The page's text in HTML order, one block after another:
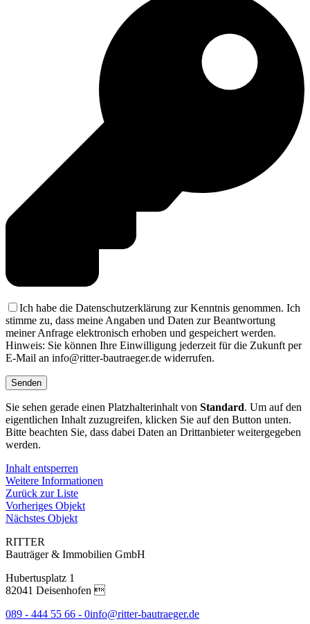
Ich habe die Datenschutzerklärung zur Kenntnis genommen. Ich
stimme zu, dass meine Angaben und Daten zur Beantwortung
meiner Anfrage elektronisch erhoben und gespeichert werden.
Hinweis: Sie können Ihre Einwilligung jederzeit für die Zukunft per
E-Mail an info@ritter-bautraeger.de widerrufen.
Sie sehen gerade einen Platzhalterinhalt von Standard. Um auf den
eigentlichen Inhalt zuzugreifen, klicken Sie auf den Button unten.
Bitte beachten Sie, dass dabei Daten an Drittanbieter weitergegeben
werden.
Inhalt entsperren
Weitere Informationen
Zurück zur Liste
Vorheriges Objekt
Nächstes Objekt
RITTER
Bauträger & Immobilien GmbH
Hubertusplatz 1
82041 Deisenhofen 
089 - 444 55 66 - 0info@ritter-bautraeger.de